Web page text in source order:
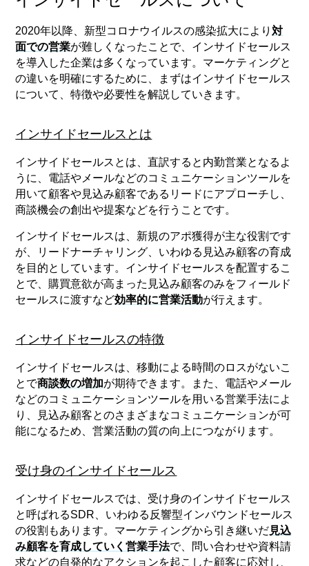
2020年以降、新型コロナウイルスの感染拡大により対
面での営業が難しくなったことで、インサイドセールス
を導入した企業は多くなっています。マーケティングと
の違いを明確にするために、まずはインサイドセールス
について、特徴や必要性を解説していきます。
インサイドセールスとは
インサイドセールスとは、直訳すると内勤営業となるよ
うに、電話やメールなどのコミュニケーションツールを
用いて顧客や見込み顧客であるリードにアプローチし、
商談機会の創出や提案などを行うことです。
インサイドセールスは、新規のアポ獲得が主な役割です
が、リードナーチャリング、いわゆる見込み顧客の育成
を目的としています。インサイドセールスを配置するこ
とで、購買意欲が高まった見込み顧客のみをフィールド
セールスに渡すなど効率的に営業活動が行えます。
インサイドセールスの特徴
インサイドセールスは、移動による時間のロスがないこ
とで商談数の増加が期待できます。また、電話やメール
などのコミュニケーションツールを用いる営業手法によ
り、見込み顧客とのさまざまなコミュニケーションが可
能になるため、営業活動の質の向上につながります。
受け身のインサイドセールス
インサイドセールスでは、受け身のインサイドセールス
と呼ばれるSDR、いわゆる反響型インバウンドセールス
の役割もあります。マーケティングから引き継いだ見込
み顧客を育成していく営業手法で、問い合わせや資料請
求などの自発的なアクションを起こした顧客に応対し、